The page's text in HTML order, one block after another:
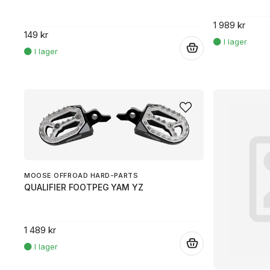
149 kr
1 989 kr
MOOSE OFFROAD HARD-PARTS
QUALIFIER FOOTPEG YAM YZ
1 489 kr